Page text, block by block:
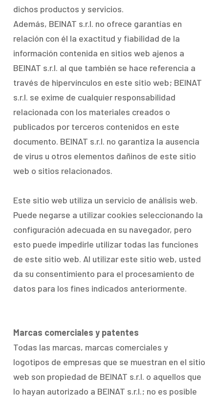
dichos productos y servicios.
Además, BEINAT s.r.l. no ofrece garantías en
relación con él la exactitud y fiabilidad de la
información contenida en sitios web ajenos a
BEINAT s.r.l. al que también se hace referencia a
través de hipervínculos en este sitio web; BEINAT
s.r.l. se exime de cualquier responsabilidad
relacionada con los materiales creados o
publicados por terceros contenidos en este
documento. BEINAT s.r.l. no garantiza la ausencia
de virus u otros elementos dañinos de este sitio
web o sitios relacionados.
Este sitio web utiliza un servicio de análisis web.
Puede negarse a utilizar cookies seleccionando la
configuración adecuada en su navegador, pero
esto puede impedirle utilizar todas las funciones
de este sitio web. Al utilizar este sitio web, usted
da su consentimiento para el procesamiento de
datos para los fines indicados anteriormente.
Marcas comerciales y patentes
Todas las marcas, marcas comerciales y
logotipos de empresas que se muestran en el sitio
web son propiedad de BEINAT s.r.l. o aquellos que
lo hayan autorizado a BEINAT s.r.l.; no es posible